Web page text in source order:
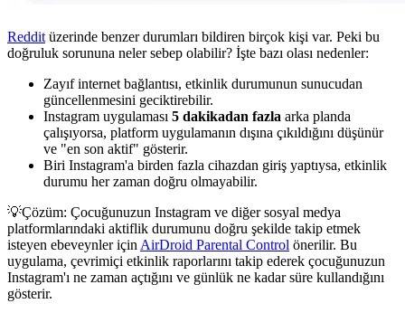
Redditüzerinde benzer durumları bildiren birçok kişi var. Peki bu
doğruluk sorununa neler sebep olabilir? İşte bazı olası nedenler:
Zayıf internet bağlantısı, etkinlik durumunun sunucudan
güncellenmesini geciktirebilir.
Instagram uygulaması 5 dakikadan fazla arka planda
çalışıyorsa, platform uygulamanın dışına çıkıldığını düşünür
ve "en son aktif" gösterir.
Biri Instagram'a birden fazla cihazdan giriş yaptıysa, etkinlik
durumu her zaman doğru olmayabilir.
💡Çözüm: Çocuğunuzun Instagram ve diğer sosyal medya
platformlarındaki aktiflik durumunu doğru şekilde takip etmek
isteyen ebeveynler içinAirDroid Parental Control önerilir. Bu
uygulama, çevrimiçi etkinlik raporlarını takip ederek çocuğunuzun
Instagram'ı ne zaman açtığını ve günlük ne kadar süre kullandığını
gösterir.